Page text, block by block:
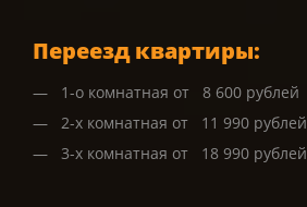
Переезд квартиры:
1-о комнатная от 8 600 рублей
2-х комнатная от 11 990 рублей
3-х комнатная от 18 990 рублей